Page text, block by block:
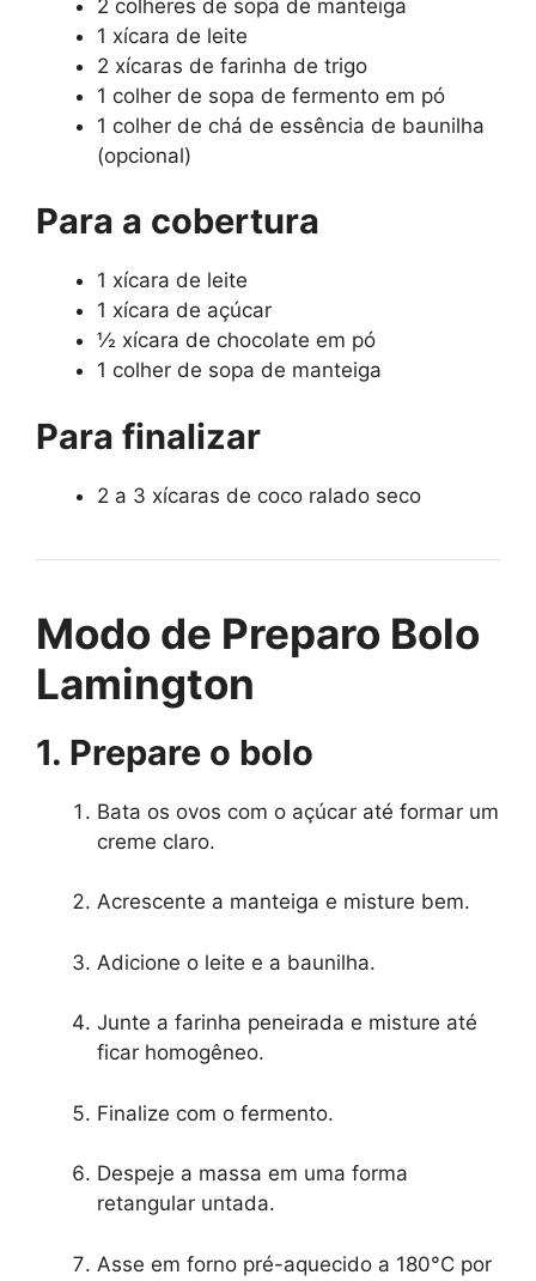
2 colheres de sopa de manteiga
1 xícara de leite
2 xícaras de farinha de trigo
1 colher de sopa de fermento em pó
1 colher de chá de essência de baunilha
(opcional)
Para a cobertura
1 xícara de leite
1 xícara de açúcar
½ xícara de chocolate em pó
1 colher de sopa de manteiga
Para finalizar
2 a 3 xícaras de coco ralado seco
Modo de Preparo Bolo
Lamington
1. Prepare o bolo
Bata os ovos com o açúcar até formar um
creme claro.
Acrescente a manteiga e misture bem.
Adicione o leite e a baunilha.
Junte a farinha peneirada e misture até
ficar homogêneo.
Finalize com o fermento.
Despeje a massa em uma forma
retangular untada.
Asse em forno pré-aquecido a 180°C por